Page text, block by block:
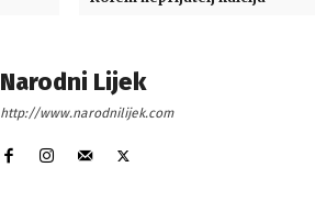
Narodni Lijek
http://www.narodnilijek.com